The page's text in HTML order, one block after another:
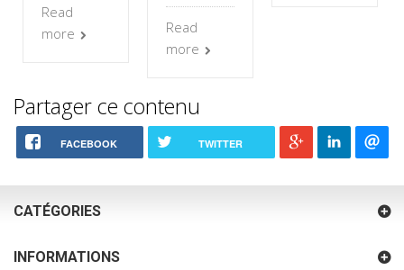
Read
more
Read
more
Partager ce contenu
FACEBOOK TWITTER
CATÉGORIES
INFORMATIONS